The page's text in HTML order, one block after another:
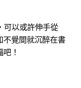
可以或許伸手從
不覺間就沉醉在書
！